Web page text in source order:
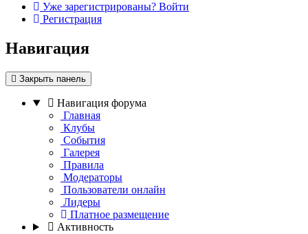
Уже зарегистрированы? Войти
Регистрация
Навигация
Закрыть панель
Навигация форума
Главная
Клубы
События
Галерея
Правила
Модераторы
Пользователи онлайн
Лидеры
Платное размещение
Активность